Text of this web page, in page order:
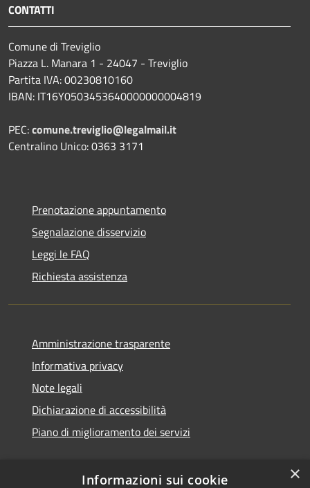
CONTATTI
Comune di Treviglio
Piazza L. Manara 1 - 24047 - Treviglio
Partita IVA: 00230810160
IBAN: IT16Y0503453640000000004819
PEC:comune.treviglio@legalmail.it
Centralino Unico: 0363 3171
Prenotazione appuntamento
Segnalazione disservizio
Leggi le FAQ
Richiesta assistenza
Amministrazione trasparente
Informativa privacy
Note legali
Dichiarazione di accessibilità
Piano di miglioramento dei servizi
×
Informazioni sui cookie